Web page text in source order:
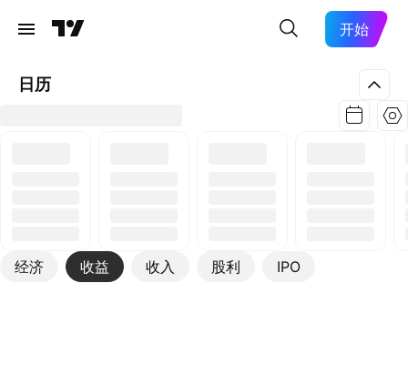
开始
日历
经济 收益 收入 股利 IPO
更多